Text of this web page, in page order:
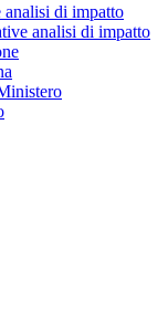
analisi di impatto
analisi di impatto